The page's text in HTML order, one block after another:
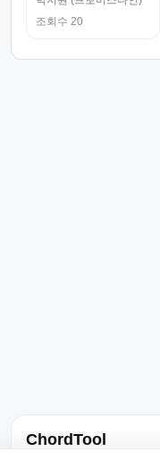
조회수 20
ChordTool